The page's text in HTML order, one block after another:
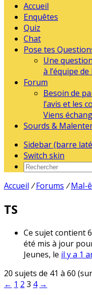
Accueil
Enquêtes
Quiz
Chat
Pose tes
Une
à l’équipe
Forum
Besoin de
l’avis et les
Viens
Sourds &
Sidebar (barre
Switch skin
Accueil / Forums / Mal-
TS
Ce sujet contient
été mis à jour
Jeunes, le il y a 1
20 sujets de 41 à 60
← 1 2 3 4 →